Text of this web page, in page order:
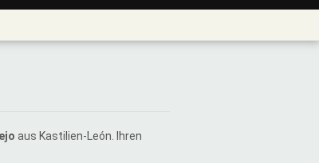
aus Kastilien-León. Ihren